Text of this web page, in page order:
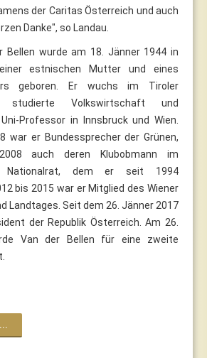
der Caritas Österreich und auch
Danke", so Landau.
Bellen wurde am 18. Jänner 1944 in
estnischen Mutter und eines
geboren. Er wuchs im Tiroler
studierte Volkswirtschaft und
Professor in Innsbruck und Wien.
war er Bundessprecher der Grünen,
auch deren Klubobmann im
Nationalrat, dem er seit 1994
bis 2015 war er Mitglied des Wiener
Landtages. Seit dem 26. Jänner 2017
der Republik Österreich. Am 26.
Van der Bellen für eine zweite